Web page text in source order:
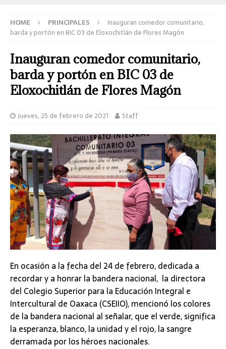
HOME PRINCIPALES
Inauguran comedor comunitario,
barda y portón en BIC 03 de Eloxochitlán de Flores Magón
Inauguran comedor comunitario,
barda y portón en BIC 03 de
Eloxochitlán de Flores Magón
jueves, 25 de febrero de 2021 Staff
En ocasión a la fecha del 24 de febrero, dedicada a
recordar y a honrar la bandera nacional, la directora
del Colegio Superior para la Educación Integral e
Intercultural de Oaxaca (CSEIIO), mencionó los colores
de la bandera nacional al señalar, que el verde, significa
la esperanza, blanco, la unidad y el rojo, la sangre
derramada por los héroes nacionales.